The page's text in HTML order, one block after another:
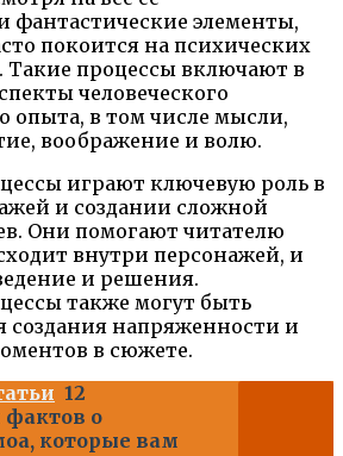
фантастические элементы,
покоится на психических
Такие процессы включают в
человеческого
опыта, в том числе мысли,
воображение и волю.
играют ключевую роль в
и создании сложной
Они помогают читателю
внутри персонажей, и
и решения.
также могут быть
создания напряженности и
в сюжете.
12
о
которые вам